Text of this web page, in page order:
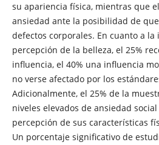
su apariencia física, mientras que
ansiedad ante la posibilidad de
defectos corporales. En cuanto a
percepción de la belleza, el 25%
influencia, el 40% una influencia
no verse afectado por los
Adicionalmente, el 25% de la
niveles elevados de ansiedad
percepción de sus características
Un porcentaje significativo de